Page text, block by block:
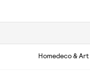
Homedeco & Art